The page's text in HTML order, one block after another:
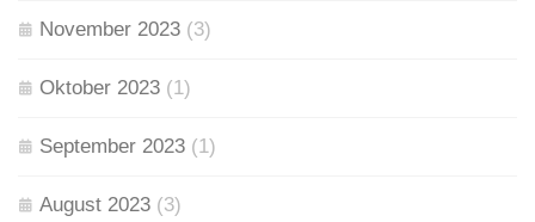
November 2023 (3)
Oktober 2023 (1)
September 2023 (1)
August 2023 (3)